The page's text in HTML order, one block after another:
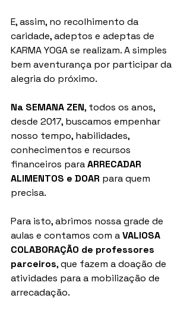
E, assim, no recolhimento da
caridade, adeptos e adeptas de
KARMA YOGA se realizam. A simples
bem aventurança por participar da
alegria do próximo.
Na SEMANA ZEN, todos os anos,
desde 2017, buscamos empenhar
nosso tempo, habilidades,
conhecimentos e recursos
financeiros para ARRECADAR
ALIMENTOS e DOAR para quem
precisa.
Para isto, abrimos nossa grade de
aulas e contamos com a VALIOSA
COLABORAÇÃO de professores
parceiros, que fazem a doação de
atividades para a mobilização de
arrecadação.